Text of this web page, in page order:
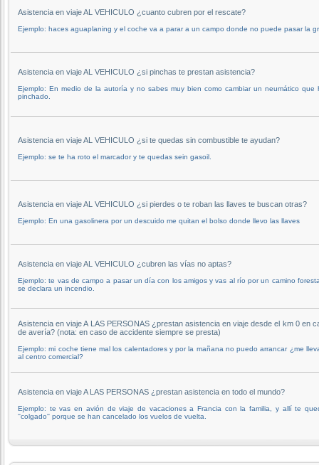
Asistencia en viaje AL VEHICULO ¿cuanto cubren por el rescate?
Ejemplo: haces aguaplaning y el coche va a parar a un campo donde no puede pasar la
Asistencia en viaje AL VEHICULO ¿si pinchas te prestan asistencia?
Ejemplo: En medio de la autoría y no sabes muy bien como cambiar un neumático que
pinchado.
Asistencia en viaje AL VEHICULO ¿si te quedas sin combustible te ayudan?
Ejemplo: se te ha roto el marcador y te quedas sein gasoil.
Asistencia en viaje AL VEHICULO ¿si pierdes o te roban las llaves te buscan otras?
Ejemplo: En una gasolinera por un descuido me quitan el bolso donde llevo las llaves
Asistencia en viaje AL VEHICULO ¿cubren las vías no aptas?
Ejemplo: te vas de campo a pasar un día con los amigos y vas al río por un camino
se declara un incendio.
Asistencia en viaje A LAS PERSONAS ¿prestan asistencia en viaje desde el km 0 en
de avería? (nota: en caso de accidente siempre se presta)
Ejemplo: mi coche tiene mal los calentadores y por la mañana no puedo arrancar ¿me
al centro comercial?
Asistencia en viaje A LAS PERSONAS ¿prestan asistencia en todo el mundo?
Ejemplo: te vas en avión de viaje de vacaciones a Francia con la familia, y allí te
''colgado'' porque se han cancelado los vuelos de vuelta.